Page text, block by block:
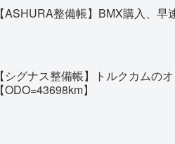
【ASHURA整備帳】BMX購入、
【シグナス整備帳】トルクカムの
【ODO=43698km】